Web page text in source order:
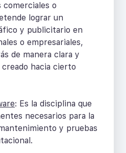
comerciales o
lograr un
y publicitario en
o empresariales,
de manera clara y
hacia cierto
: Es la disciplina que
necesarios para la
y pruebas